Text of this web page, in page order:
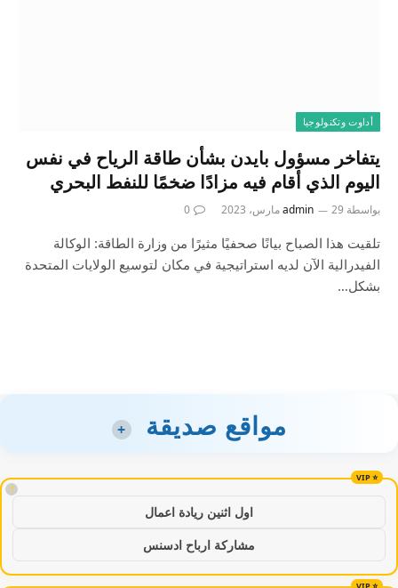
أداوت وتكنولوجيا
يتفاخر مسؤول بايدن بشأن طاقة الرياح في نفس
اليوم الذي أقام فيه مزادًا ضخمًا للنفط البحري
بواسطة admin 29 مارس، 2023 0
تلقيت هذا الصباح بيانًا صحفيًا مثيرًا من وزارة الطاقة: الوكالة
الفيدرالية الآن لديه استراتيجية في مكان لتوسيع الولايات المتحدة
بشكل…
مواقع صديقة +
!
اول اثنين ريادة اعمال
مشاركة ارباح ادسنس